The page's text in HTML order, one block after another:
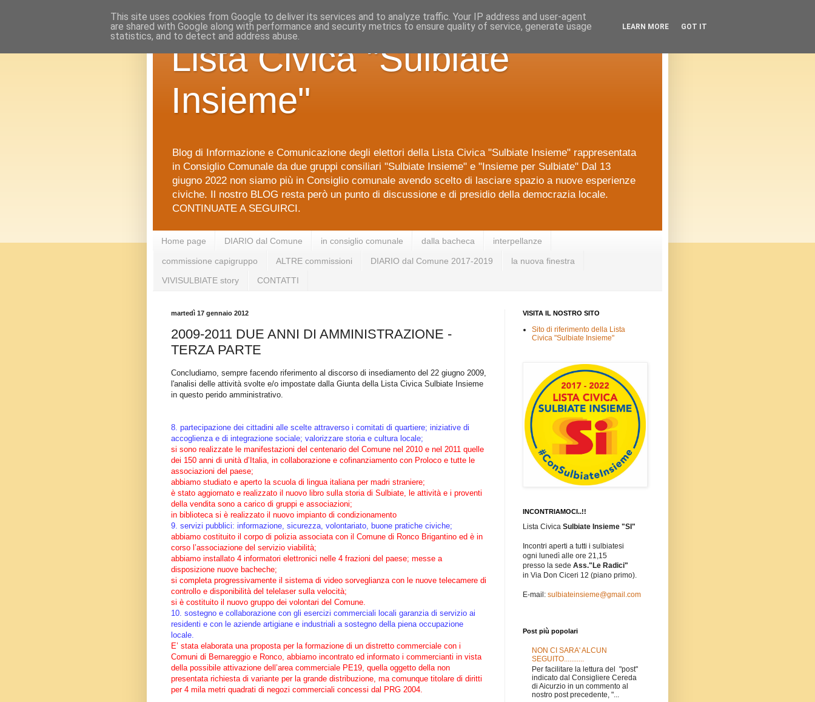
Lista Civica "Sulbiate
Insieme"
Blog di Informazione e Comunicazione degli elettori della Lista Civica "Sulbiate Insieme" rappresentata
in Consiglio Comunale da due gruppi consiliari "Sulbiate Insieme" e "Insieme per Sulbiate" Dal 13
giugno 2022 non siamo più in Consiglio comunale avendo scelto di lasciare spazio a nuove esperienze
civiche. Il nostro BLOG resta però un punto di discussione e di presidio della democrazia locale.
CONTINUATE A SEGUIRCI.
Home page DIARIO dal Comune in consiglio comunale dalla bacheca interpellanze
commissione capigruppo ALTRE commissioni DIARIO dal Comune 2017-2019 la nuova finestra
VIVISULBIATE story CONTATTI
martedì 17 gennaio 2012
2009-2011 DUE ANNI DI AMMINISTRAZIONE -
TERZA PARTE
Concludiamo, sempre facendo riferimento al discorso di insediamento del 22 giugno 2009,
l'analisi delle attività svolte e/o impostate dalla Giunta della Lista Civica Sulbiate Insieme
in questo perido amministrativo.
8. partecipazione dei cittadini alle scelte attraverso i comitati di quartiere; iniziative di
accoglienza e di integrazione sociale; valorizzare storia e cultura locale;
si sono realizzate le manifestazioni del centenario del Comune nel 2010 e nel 2011 quelle
dei 150 anni di unità d’Italia, in collaborazione e cofinanziamento con Proloco e tutte le
associazioni del paese;
abbiamo studiato e aperto la scuola di lingua italiana per madri straniere;
è stato aggiornato e realizzato il nuovo libro sulla storia di Sulbiate, le attività e i proventi
della vendita sono a carico di gruppi e associazioni;
in biblioteca si è realizzato il nuovo impianto di condizionamento
9. servizi pubblici: informazione, sicurezza, volontariato, buone pratiche civiche;
abbiamo costituito il corpo di polizia associata con il Comune di Ronco Brigantino ed è in
corso l’associazione del servizio viabilità;
abbiamo installato 4 informatori elettronici nelle 4 frazioni del paese; messe a
disposizione nuove bacheche;
si completa progressivamente il sistema di video sorveglianza con le nuove telecamere di
controllo e disponibilità del telelaser sulla velocità;
si è costituito il nuovo gruppo dei volontari del Comune.
10. sostegno e collaborazione con gli esercizi commerciali locali garanzia di servizio ai
residenti e con le aziende artigiane e industriali a sostegno della piena occupazione
locale.
E’ stata elaborata una proposta per la formazione di un distretto commerciale con i
Comuni di Bernareggio e Ronco, abbiamo incontrato ed informato i commercianti in vista
della possibile attivazione dell’area commerciale PE19, quella oggetto della non
presentata richiesta di variante per la grande distribuzione, ma comunque titolare di diritti
per 4 mila metri quadrati di negozi commerciali concessi dal PRG 2004.
VISITA IL NOSTRO SITO
Sito di riferimento della Lista
Civica "Sulbiate Insieme"
INCONTRIAMOCI..!!
Lista Civica Sulbiate Insieme "SI"
Incontri aperti a tutti i sulbiatesi
ogni lunedì alle ore 21,15
presso la sede Ass."Le Radici"
in Via Don Ciceri 12 (piano primo).
E-mail: sulbiateinsieme@gmail.com
Post più popolari
NON CI SARA' ALCUN
SEGUITO...........
Per facilitare la lettura del "post"
indicato dal Consigliere Cereda
di Aicurzio in un commento al
nostro post precedente, "...
This site uses cookies from Google to deliver its services and to analyze traffic. Your IP address and user-agent
are shared with Google along with performance and security metrics to ensure quality of service, generate usage
statistics, and to detect and address abuse.
LEARN MORE GOT IT